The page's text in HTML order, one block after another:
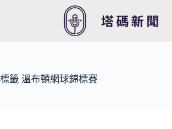
容
標籤 溫布頓網球錦標賽